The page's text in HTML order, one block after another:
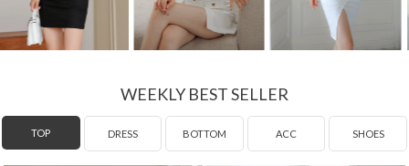
WEEKLY BEST SELLER
TOP DRESS BOTTOM ACC SHOES